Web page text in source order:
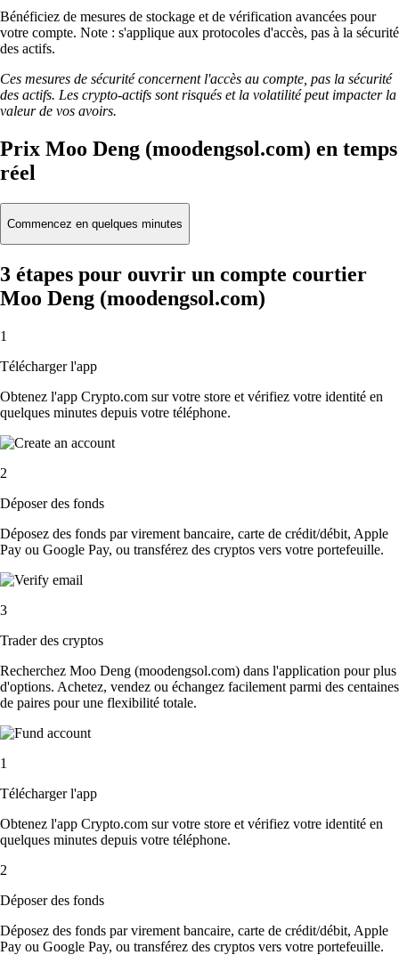
Bénéficiez de mesures de stockage et de vérification avancées pour
votre compte. Note : s'applique aux protocoles d'accès, pas à la sécurité
des actifs.
Ces mesures de sécurité concernent l'accès au compte, pas la sécurité
des actifs. Les crypto-actifs sont risqués et la volatilité peut impacter la
valeur de vos avoirs.
Prix Moo Deng (moodengsol.com) en temps
réel
Commencez en quelques minutes
3 étapes pour ouvrir un compte courtier
Moo Deng (moodengsol.com)
1
Télécharger l'app
Obtenez l'app Crypto.com sur votre store et vérifiez votre identité en
quelques minutes depuis votre téléphone.
2
Déposer des fonds
Déposez des fonds par virement bancaire, carte de crédit/débit, Apple
Pay ou Google Pay, ou transférez des cryptos vers votre portefeuille.
3
Trader des cryptos
Recherchez Moo Deng (moodengsol.com) dans l'application pour plus
d'options. Achetez, vendez ou échangez facilement parmi des centaines
de paires pour une flexibilité totale.
1
Télécharger l'app
Obtenez l'app Crypto.com sur votre store et vérifiez votre identité en
quelques minutes depuis votre téléphone.
2
Déposer des fonds
Déposez des fonds par virement bancaire, carte de crédit/débit, Apple
Pay ou Google Pay, ou transférez des cryptos vers votre portefeuille.